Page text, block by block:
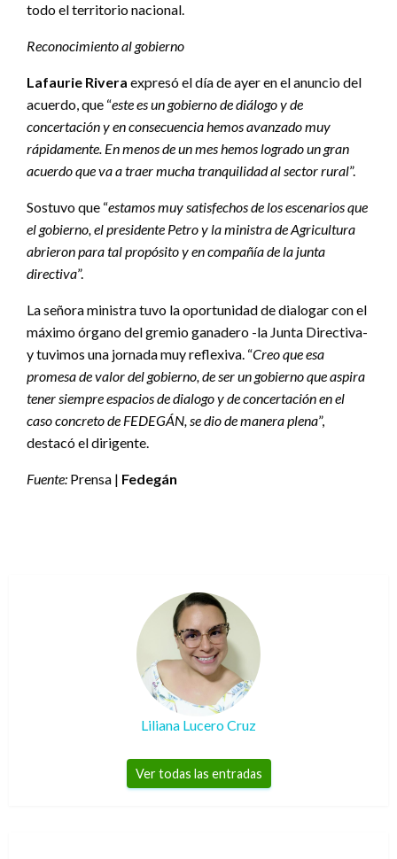
todo el territorio nacional.
Reconocimiento al gobierno
Lafaurie Rivera expresó el día de ayer en el anuncio del
acuerdo, que “este es un gobierno de diálogo y de
concertación y en consecuencia hemos avanzado muy
rápidamente. En menos de un mes hemos logrado un gran
acuerdo que va a traer mucha tranquilidad al sector rural”.
Sostuvo que “estamos muy satisfechos de los escenarios que
el gobierno, el presidente Petro y la ministra de Agricultura
abrieron para tal propósito y en compañía de la junta
directiva”.
La señora ministra tuvo la oportunidad de dialogar con el
máximo órgano del gremio ganadero -la Junta Directiva-
y tuvimos una jornada muy reflexiva. “Creo que esa
promesa de valor del gobierno, de ser un gobierno que aspira
tener siempre espacios de dialogo y de concertación en el
caso concreto de FEDEGÁN, se dio de manera plena”,
destacó el dirigente.
Fuente: Prensa | Fedegán
Liliana Lucero Cruz
Ver todas las entradas